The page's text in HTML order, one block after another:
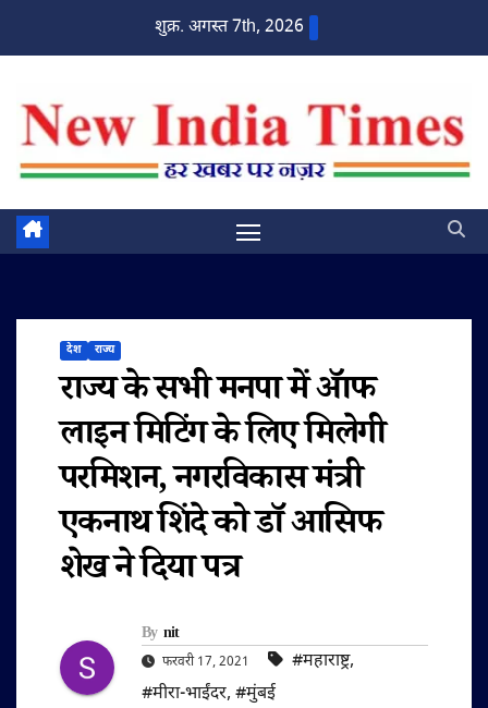
शुक्र. अगस्त 7th, 2026
देश राज्य
राज्य के सभी मनपा में ॲाफ
लाइन मिटिंग के लिए मिलेगी
परमिशन, नगरविकास मंत्री
एकनाथ शिंदे को डाॅ आसिफ
शेख ने दिया पत्र
By nit
फरवरी 17, 2021 #महाराष्ट्र,
#मीरा-भाईंदर, #मुंबई